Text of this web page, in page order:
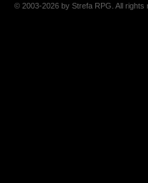
© 2003-2026 by Strefa RPG. All rights